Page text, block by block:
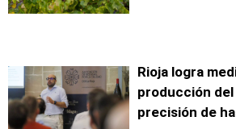
Rioja logra
producción
precisión de